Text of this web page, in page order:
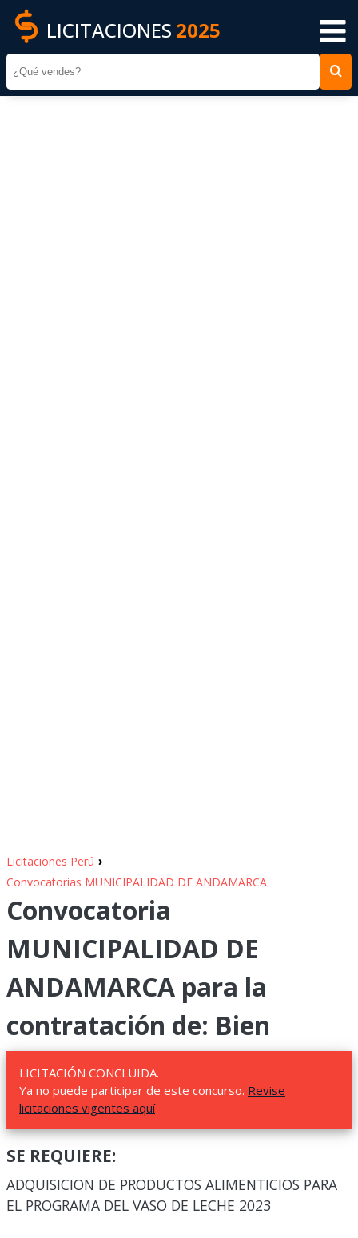
LICITACIONES 2025
Licitaciones Perú ›
Convocatorias MUNICIPALIDAD DE ANDAMARCA
Convocatoria
MUNICIPALIDAD DE
ANDAMARCA para la
contratación de: Bien
LICITACIÓN CONCLUIDA.
Ya no puede participar de este concurso. Revise
licitaciones vigentes aquí
SE REQUIERE:
ADQUISICION DE PRODUCTOS ALIMENTICIOS PARA
EL PROGRAMA DEL VASO DE LECHE 2023